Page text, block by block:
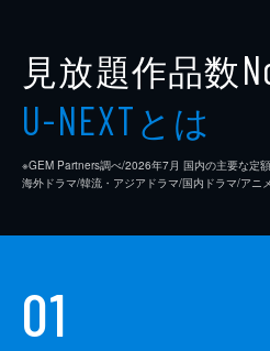
見放題作品数
U-NEXTとは
※GEM Partners調べ/2026年7⽉ 国内の主要な定
海外ドラマ/韓流・アジアドラマ/国内ドラマ/アニ
01